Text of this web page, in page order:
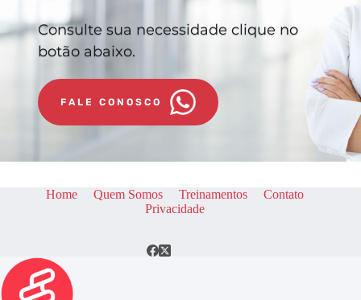
Consulte sua necessidade clique no
botão abaixo.
FALE CONOSCO
Home Quem Somos Treinamentos
Contato
Privacidade